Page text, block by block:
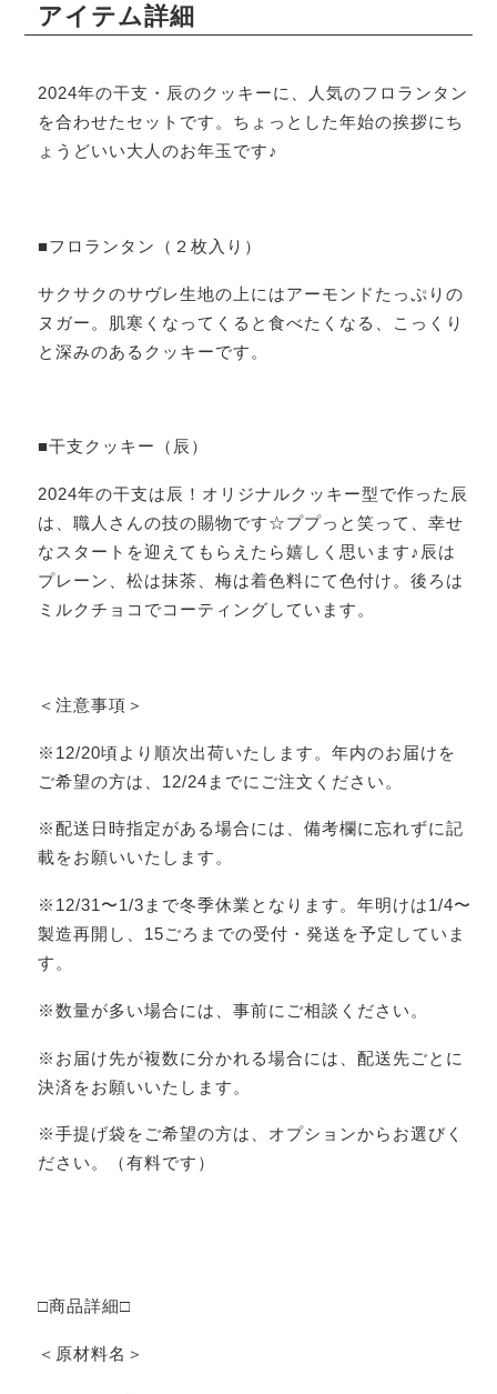
アイテム詳細
2024年の干支・辰のクッキーに、人気のフロランタン
を合わせたセットです。ちょっとした年始の挨拶にち
ょうどいい大人のお年玉です♪
■フロランタン（２枚入り）
サクサクのサヴレ生地の上にはアーモンドたっぷりの
ヌガー。肌寒くなってくると食べたくなる、こっくり
と深みのあるクッキーです。
■干支クッキー（辰）
2024年の干支は辰！オリジナルクッキー型で作った辰
は、職人さんの技の賜物です☆ププっと笑って、幸せ
なスタートを迎えてもらえたら嬉しく思います♪辰は
プレーン、松は抹茶、梅は着色料にて色付け。後ろは
ミルクチョコでコーティングしています。
＜注意事項＞
※12/20頃より順次出荷いたします。年内のお届けを
ご希望の方は、12/24までにご注文ください。
※配送日時指定がある場合には、備考欄に忘れずに記
載をお願いいたします。
※12/31〜1/3まで冬季休業となります。年明けは1/4〜
製造再開し、15ごろまでの受付・発送を予定していま
す。
※数量が多い場合には、事前にご相談ください。
※お届け先が複数に分かれる場合には、配送先ごとに
決済をお願いいたします。
※手提げ袋をご希望の方は、オプションからお選びく
ださい。（有料です）
□商品詳細□
＜原材料名＞